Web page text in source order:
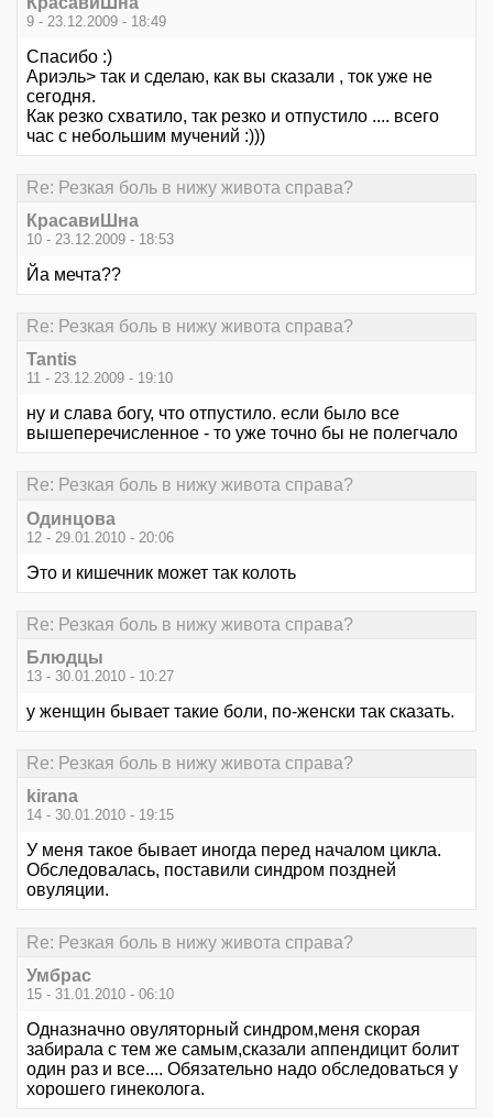
9 - 23.12.2009 - 18:49
Спасибо :)
Ариэль> так и сделаю, как вы сказали , ток уже не
сегодня.
Как резко схватило, так резко и отпустило .... всего
час с небольшим мучений :)))
Re: Резкая боль в нижу живота справа?
КрасавиШна
10 - 23.12.2009 - 18:53
Йа мечта??
Re: Резкая боль в нижу живота справа?
Tantis
11 - 23.12.2009 - 19:10
ну и слава богу, что отпустило. если было все
вышеперечисленное - то уже точно бы не полегчало
Re: Резкая боль в нижу живота справа?
Одинцова
12 - 29.01.2010 - 20:06
Это и кишечник может так колоть
Re: Резкая боль в нижу живота справа?
Блюдцы
13 - 30.01.2010 - 10:27
у женщин бывает такие боли, по-женски так сказать.
Re: Резкая боль в нижу живота справа?
kirana
14 - 30.01.2010 - 19:15
У меня такое бывает иногда перед началом цикла.
Обследовалась, поставили синдром поздней
овуляции.
Re: Резкая боль в нижу живота справа?
Умбрас
15 - 31.01.2010 - 06:10
Одназначно овуляторный синдром,меня скорая
забирала с тем же самым,сказали аппендицит болит
один раз и все.... Обязательно надо обследоваться у
хорошего гинеколога.